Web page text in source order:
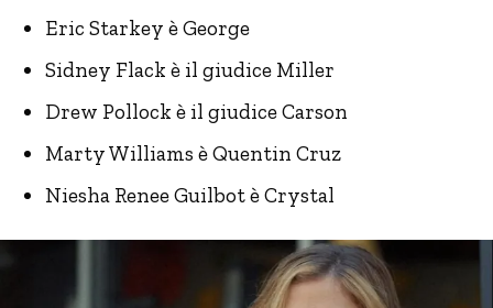
Eric Starkey è George
Sidney Flack è il giudice Miller
Drew Pollock è il giudice Carson
Marty Williams è Quentin Cruz
Niesha Renee Guilbot è Crystal